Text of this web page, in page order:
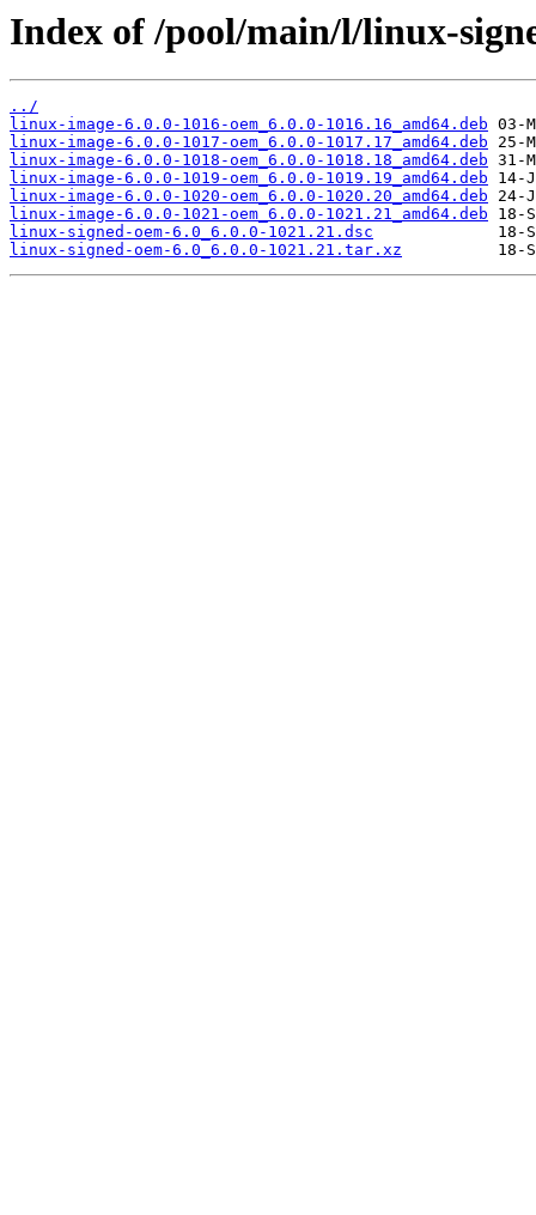
Index of /pool/main/l/linux-
../
linux-image-6.0.0-1016-oem_6.0.0-1016.16_amd64.deb
linux-image-6.0.0-1017-oem_6.0.0-1017.17_amd64.deb
linux-image-6.0.0-1018-oem_6.0.0-1018.18_amd64.deb
linux-image-6.0.0-1019-oem_6.0.0-1019.19_amd64.deb
linux-image-6.0.0-1020-oem_6.0.0-1020.20_amd64.deb
linux-image-6.0.0-1021-oem_6.0.0-1021.21_amd64.deb
linux-signed-oem-6.0_6.0.0-1021.21.dsc
linux-signed-oem-6.0_6.0.0-1021.21.tar.xz